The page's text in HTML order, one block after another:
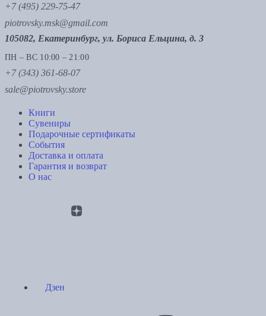
+7 (495) 229-75-47
piotrovsky.msk@gmail.com
105082, Екатеринбург, ул. Бориса Ельцина, д. 3
ПН – ВС 10:00 – 21:00
+7 (343) 361-68-07
sale@piotrovsky.store
Книги
Сувениры
Подарочные сертификаты
События
Доставка и оплата
Гарантия и возврат
О нас
Дзен